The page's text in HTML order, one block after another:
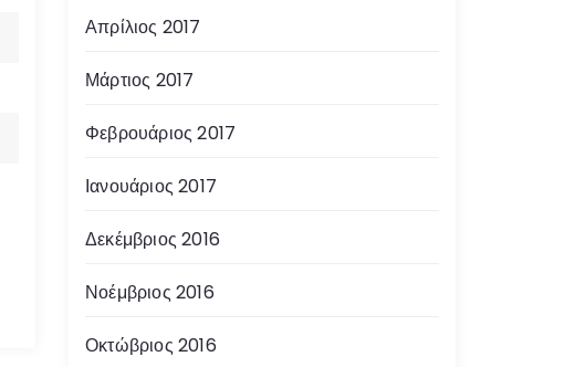
Απρίλιος 2017
Μάρτιος 2017
Φεβρουάριος 2017
Ιανουάριος 2017
Δεκέμβριος 2016
Νοέμβριος 2016
Οκτώβριος 2016